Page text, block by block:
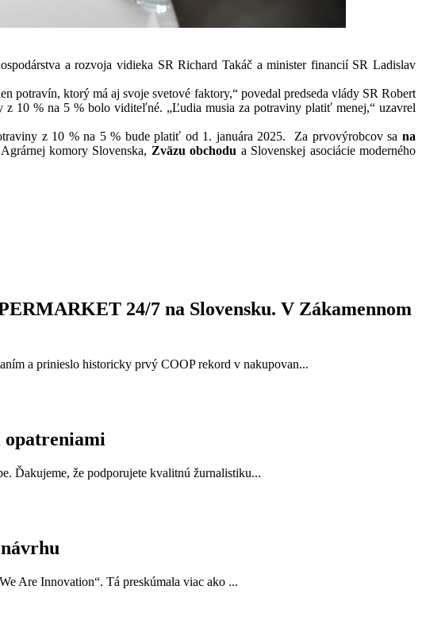
a rozvoja vidieka SR Richard Takáč a minister financií SR Ladislav
potravín, ktorý má aj svoje svetové faktory,“ povedal predseda vlády SR Robert
z 10 % na 5 % bolo viditeľné. „Ľudia musia za potraviny platiť menej,“ uzavrel
z 10 % na 5 % bude platiť od 1. januára 2025. Za prvovýrobcov sa na
komory Slovenska, Zväzu obchodu a Slovenskej asociácie moderného
24/7 na Slovensku. V Zákamennom
a prinieslo historicky prvý COOP rekord v nakupovan...
opatreniami
Ďakujeme, že podporujete kvalitnú žurnalistiku...
Are Innovation“. Tá preskúmala viac ako ...